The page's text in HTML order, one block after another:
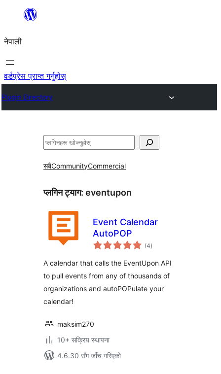
सामग्रीमा
नेपाली
वर्डप्रेस प्राप्त गर्नुहोस्
Plugin Directory
खोज्नुहोस्
सबैCommunityCommercial
प्लगिन ट्याग: eventupon
Event Calendar
AutoPOP
(4कुल
रेटिङ्गहरू
)
A calendar that calls the EventUpon API
to pull events from any of thousands of
organizations and autoPOPulate your
calendar!
maksim270
10+ सक्रिय स्थापना
4.6.30 सँग जाँच गरिएको